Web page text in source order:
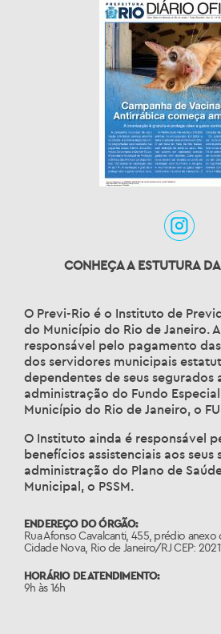
CONHEÇA A ESTUTURA
O Previ-Rio é o Instituto de
do Município do Rio de Janeiro.
responsável pelo pagamento
dos servidores municipais
dependentes de seus segurados
administração do Fundo
Município do Rio de Janeiro, o
O Instituto ainda é responsável
benefícios assistenciais aos seus
administração do Plano de
Municipal, o PSSM.
ENDEREÇO DO ÓRGÃO:
Rua Afonso Cavalcanti, 455, prédio anexo
Cidade Nova, Rio de Janeiro/RJ CEP:
HORÁRIO DE ATENDIMENTO:
9h às 16h